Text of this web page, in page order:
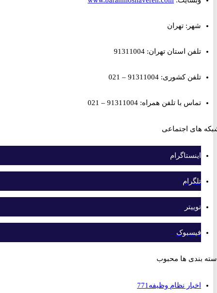
شهر: تهران
تلفن استان تهران: 91311004
تلفن کشوری: 91311004 – 021
تماس با تلفن همراه: 91311004 – 021
اجتماعی
اینستاگرام
تلگرام
توییتر
فیسبوک
ها محبوب
اخبار نظام وظیفه771